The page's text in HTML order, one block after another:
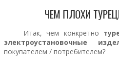
ЧЕМ ПЛОХИ
Итак, чем конкретно
электроустановочные
покупателем / потребителем?